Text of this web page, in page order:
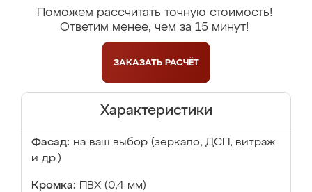
Поможем рассчитать точную стоимость!
Ответим менее, чем за 15 минут!
ЗАКАЗАТЬ РАСЧЁТ
Характеристики
Фасад: на ваш выбор (зеркало, ДСП, витраж
и др.)
Кромка: ПВХ (0,4 мм)